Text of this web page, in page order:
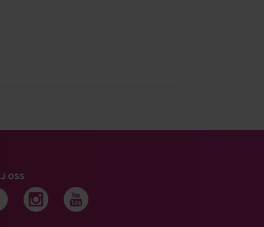
OSS
oss på facebook
Följ oss på instagram
Följ oss på youtube